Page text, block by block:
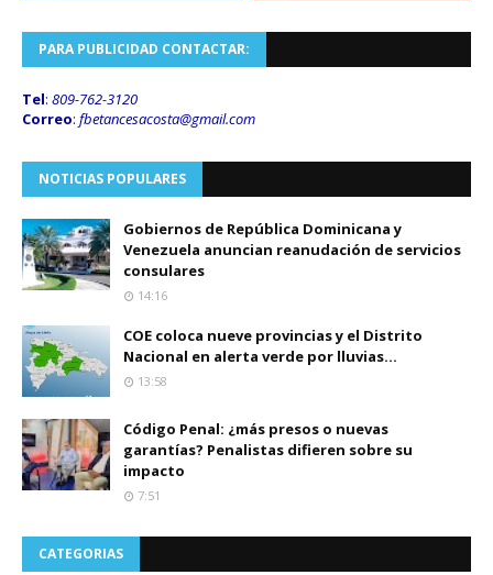
PARA PUBLICIDAD CONTACTAR:
Tel: 809-762-3120
Correo: fbetancesacosta@gmail.com
NOTICIAS POPULARES
Gobiernos de República Dominicana y
Venezuela anuncian reanudación de servicios
consulares
14:16
COE coloca nueve provincias y el Distrito
Nacional en alerta verde por lluvias...
13:58
Código Penal: ¿más presos o nuevas
garantías? Penalistas difieren sobre su
impacto
7:51
CATEGORIAS